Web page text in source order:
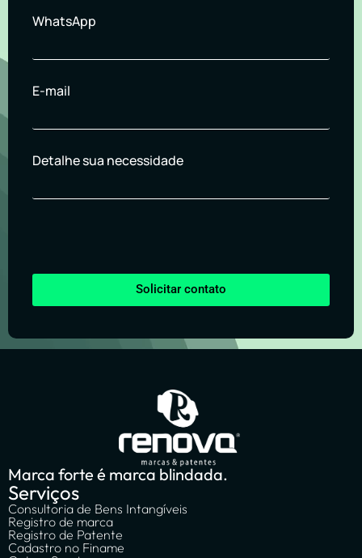
WhatsApp
E-mail
Detalhe sua necessidade
Solicitar contato
Marca forte é marca blindada.
Serviços
Consultoria de Bens Intangíveis
Registro de marca
Registro de Patente
Cadastro no Finame